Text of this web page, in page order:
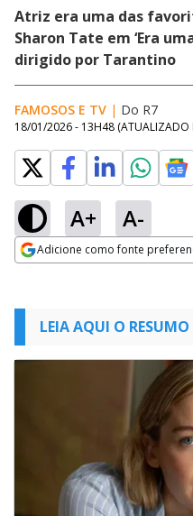
Atriz era uma das
Sharon Tate em ‘Era
dirigido por Tarantino
FAMOSOS E TV | Do R7
18/01/2026 - 13H48 (ATUALIZADO
A+ A-
Adicione como fonte
LEIA AQUI O